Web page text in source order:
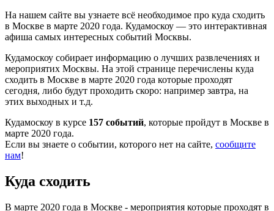
На нашем сайте вы узнаете всё необходимое про куда сходить
в Москве в марте 2020 года. Кудамоскоу — это интерактивная
афиша самых интересных событий Москвы.
Кудамоскоу собирает информацию о лучших развлечениях и
мероприятих Москвы. На этой странице перечислены куда
сходить в Москве в марте 2020 года которые проходят
сегодня, либо будут проходить скоро: например завтра, на
этих выходных и т.д.
Кудамоскоу в курсе 157 событий, которые пройдут в Москве в
марте 2020 года.
Если вы знаете о событии, которого нет на сайте, сообщите
нам!
Куда сходить
В марте 2020 года в Москве - мероприятия которые проходят в